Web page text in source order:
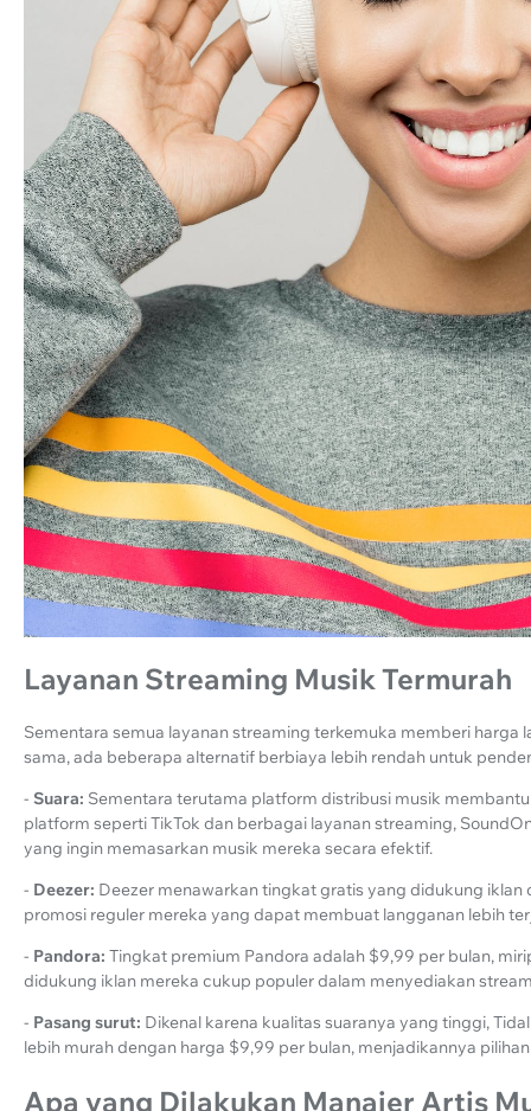
Layanan Streaming Musik Termurah
Sementara semua layanan streaming terkemuka memberi harga
sama, ada beberapa alternatif berbiaya lebih rendah untuk
- Suara: Sementara terutama platform distribusi musik
platform seperti TikTok dan berbagai layanan streaming,
yang ingin memasarkan musik mereka secara efektif.
- Deezer: Deezer menawarkan tingkat gratis yang didukung
promosi reguler mereka yang dapat membuat langganan lebih
- Pandora: Tingkat premium Pandora adalah $9,99 per bulan,
didukung iklan mereka cukup populer dalam menyediakan
- Pasang surut: Dikenal karena kualitas suaranya yang tinggi,
lebih murah dengan harga $9,99 per bulan, menjadikannya
Apa yang Dilakukan Manajer Artis